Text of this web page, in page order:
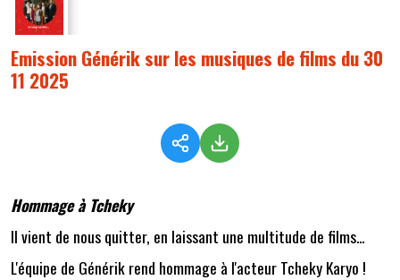
Emission Générik sur les musiques de films du 30
11 2025
Hommage à Tcheky
Il vient de nous quitter, en laissant une multitude de films...
L'équipe de Générik rend hommage à l'acteur Tcheky Karyo !